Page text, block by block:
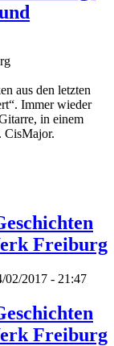
aus den letzten
Immer wieder
in einem
CisMajor.
Freiburg
02/2017 - 21:47
Freiburg